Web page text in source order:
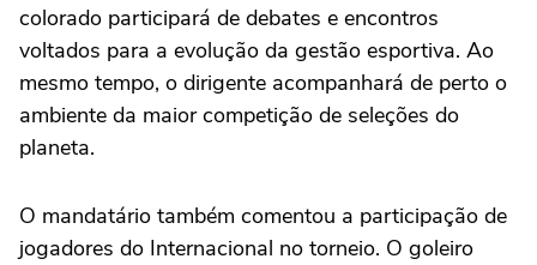
colorado participará de debates e encontros
voltados para a evolução da gestão esportiva. Ao
mesmo tempo, o dirigente acompanhará de perto o
ambiente da maior competição de seleções do
planeta.
O mandatário também comentou a participação de
jogadores do Internacional no torneio. O goleiro